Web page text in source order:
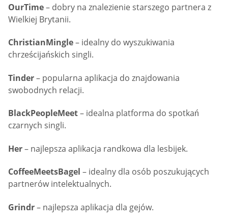
OurTime– dobry na znalezienie starszego partnera z
Wielkiej Brytanii.
ChristianMingle– idealny do wyszukiwania
chrześcijańskich singli.
Tinder– popularna aplikacja do znajdowania
swobodnych relacji.
BlackPeopleMeet– idealna platforma do spotkań
czarnych singli.
Her– najlepsza aplikacja randkowa dla lesbijek.
CoffeeMeetsBagel – idealny dla osób poszukujących
partnerów intelektualnych.
Grindr– najlepsza aplikacja dla gejów.